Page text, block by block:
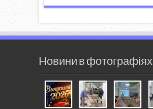
Новини в фотографіях